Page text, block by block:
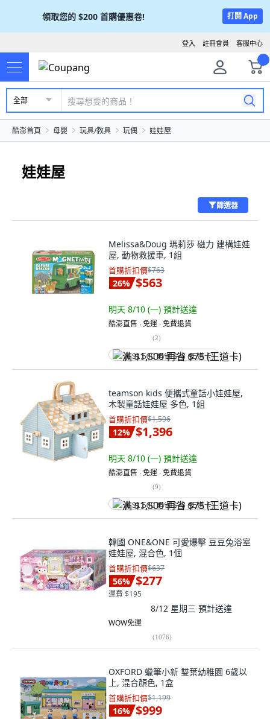
領取您的 $200 首購優惠卷! 打開 App
客服中心
註冊會員
登入
全部
酷澎首頁 母嬰 玩具/教具 玩偶 娃娃屋
娃娃屋
篩選器
Melissa&Doug 瑪莉莎 磁力 建構娃娃
屋, 動物救援車, 1組
首購折扣價$763
26% $563
明天 8/10 (一) 預計送達
酷澎直售 ∙ 免運 ∙ 免費退貨
(2)
满 $1,500 再省 $75 (王道卡)
teamson kids 便攜式童話小娃娃屋,
木製童話娃娃屋 多色, 1組
首購折扣價$1,596
12% $1,396
明天 8/10 (一) 預計送達
酷澎直售 ∙ 免運 ∙ 免費退貨
(9)
满 $1,500 再省 $75 (王道卡)
韓國 ONE&ONE 可愛爆擊 豆豆兔浴室
娃娃屋, 混合色, 1個
首購折扣價$637
56% $277
運費 $195
8/12 星期三 預計送達
WOW免運
(1076)
OXFORD 蠟筆小新 雙葉幼稚園 6歲以
上, 混合顏色, 1盒
首購折扣價$1,199
16% $999